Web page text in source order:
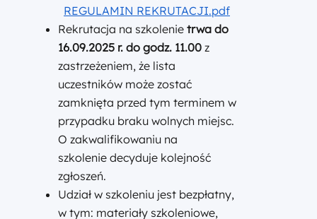
REGULAMIN REKRUTACJI.pdf
Rekrutacja na szkolenie trwa do
16.09.2025 r. do godz. 11.00 z
zastrzeżeniem, że lista
uczestników może zostać
zamknięta przed tym terminem w
przypadku braku wolnych miejsc.
O zakwalifikowaniu na
szkolenie decyduje kolejność
zgłoszeń.
Udział w szkoleniu jest bezpłatny,
w tym: materiały szkoleniowe,